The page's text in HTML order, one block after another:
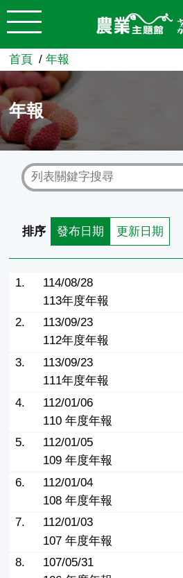
跳到主要內容
農業知識入口網
首頁 年報
年報
排序 發布日期 更新日期
1.
114/08/28
113年度年報
2.
113/09/23
112年度年報
3.
113/09/23
111年度年報
4.
112/01/06
110 年度年報
5.
112/01/05
109 年度年報
6.
112/01/04
108 年度年報
7.
112/01/03
107 年度年報
8.
107/05/31